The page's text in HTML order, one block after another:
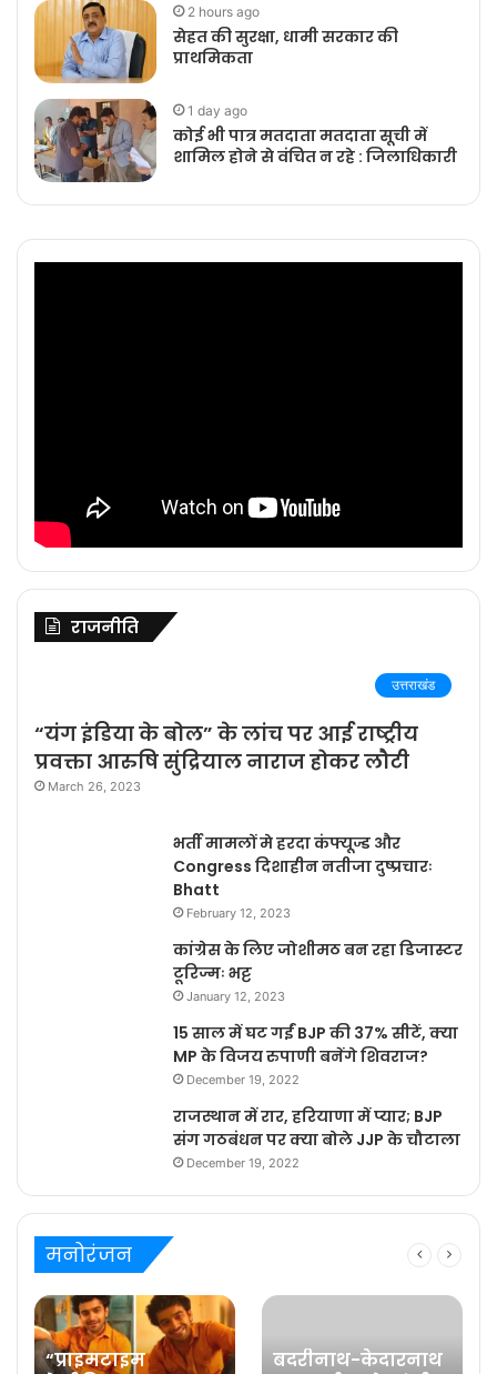
2 hours ago
सेहत की सुरक्षा, धामी सरकार की
प्राथमिकता
1 day ago
कोई भी पात्र मतदाता मतदाता सूची में
शामिल होने से वंचित न रहे : जिलाधिकारी
राजनीति
उत्तराखंड
“यंग इंडिया के बोल” के लांच पर आई राष्ट्रीय
प्रवक्ता आरुषि सुंद्रियाल नाराज होकर लौटी
March 26, 2023
भर्ती मामलों मे हरदा कंफ्यूज्ड और
Congress दिशाहीन नतीजा दुष्प्रचारः
Bhatt
February 12, 2023
कांग्रेस के लिए जोशीमठ बन रहा डिजास्टर
टूरिज्मः भट्ट
January 12, 2023
15 साल में घट गईं BJP की 37% सीटें, क्या
MP के विजय रुपाणी बनेंगे शिवराज?
December 19, 2022
राजस्थान में रार, हरियाणा में प्यार; BJP
संग गठबंधन पर क्या बोले JJP के चौटाला
December 19, 2022
मनोरंजन
“प्राइमटाइम
बदरीनाथ-केदारनाथ